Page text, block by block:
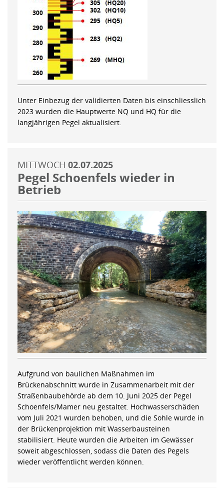
Unter Einbezug der validierten Daten bis einschliesslich
2023 wurden die Hauptwerte NQ und HQ für die
langjährigen Pegel aktualisiert.
MITTWOCH 02.07.2025
Pegel Schoenfels wieder in
Betrieb
Aufgrund von baulichen Maßnahmen im
Brückenabschnitt wurde in Zusammenarbeit mit der
Straßenbaubehörde ab dem 10. Juni 2025 der Pegel
Schoenfels/Mamer neu gestaltet. Hochwasserschäden
vom Juli 2021 wurden behoben, und die Sohle wurde in
der Brückenprojektion mit Wasserbausteinen
stabilisiert. Heute wurden die Arbeiten im Gewässer
soweit abgeschlossen, sodass die Daten des Pegels
wieder veröffentlicht werden können.